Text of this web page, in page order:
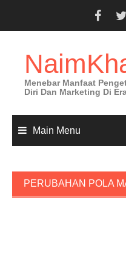
Menebar Manfaat
Diri Dan Marketing Di
Main Menu
PERUBAHAN POLA